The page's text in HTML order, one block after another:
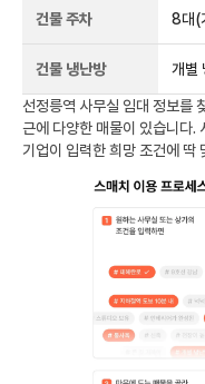
건물 주차 8대(
건물 냉난방 개별
선정릉역 사무실 임대 정보를
근에 다양한 매물이 있습니다.
기업이 입력한 희망 조건에 딱